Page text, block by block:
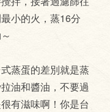
小的火，蒸16分
蒸蛋的差別就是蒸
油和醬油，不要過
有滋味啊！你是台